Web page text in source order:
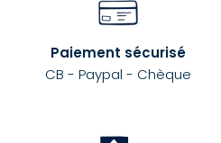
Paiement sécurisé
CB - Paypal - Chèque